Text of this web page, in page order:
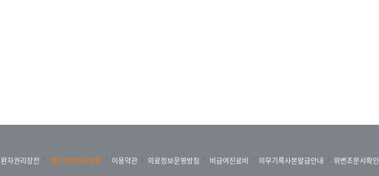
환자권리장전 개인정보처리방침 이용약관 의료정보운영방침 비급여진료비 의무기록사본발급안내 위변조문서확인